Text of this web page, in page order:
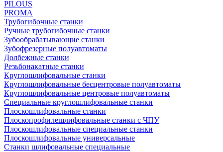
PILOUS
PROMA
Трубогибочные станки
Ручные трубогибочные станки
Зубообрабатывающие станки
Зубофрезерные полуавтоматы
Долбежные станки
Резьбонакатные станки
Круглошлифовальные станки
Круглошлифовальные бесцентровые полуавтоматы
Круглошлифовальные центровые полуавтоматы
Специальные круглошлифовальные станки
Плоскошлифовальные станки
Плоскопрофилешлифовальные станки с ЧПУ
Плоскошлифовальные специальные станки
Плоскошлифовальные универсальные
Станки шлифовальные специальные